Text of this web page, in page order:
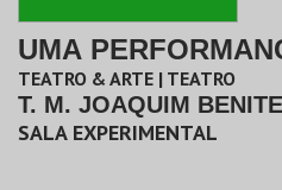
UMA
TEATRO & ARTE | TEATRO
T. M. JOAQUIM BENITE
SALA EXPERIMENTAL